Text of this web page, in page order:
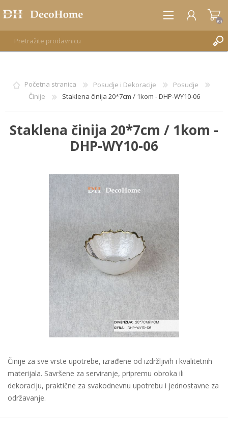
REGISTRUJTE SE
PRIJAVA
(0)
Početna stranica Posudje i Dekoracije
Posudje
Činije
Staklena činija 20*7cm / 1kom - DHP-WY10-06
Staklena činija 20*7cm / 1kom -
DHP-WY10-06
Činije za sve vrste upotrebe, izrađene od izdržljivih i kvalitetnih
materijala. Savršene za serviranje, pripremu obroka ili
dekoraciju, praktične za svakodnevnu upotrebu i jednostavne za
održavanje.